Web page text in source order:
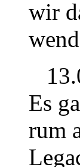
wir
Es
rum